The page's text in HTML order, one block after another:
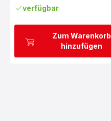
Zum Warenkorb
hinzufügen
verfügbar